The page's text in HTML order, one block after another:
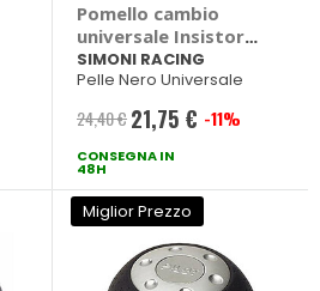
Pomello cambio
universale Insistor -
SIMONI RACING
SIMONI RACING
Pelle Nero Universale
24,40 € Prezzo
speciale
21,75 € -11%
CONSEGNA IN
48H
Miglior Prezzo